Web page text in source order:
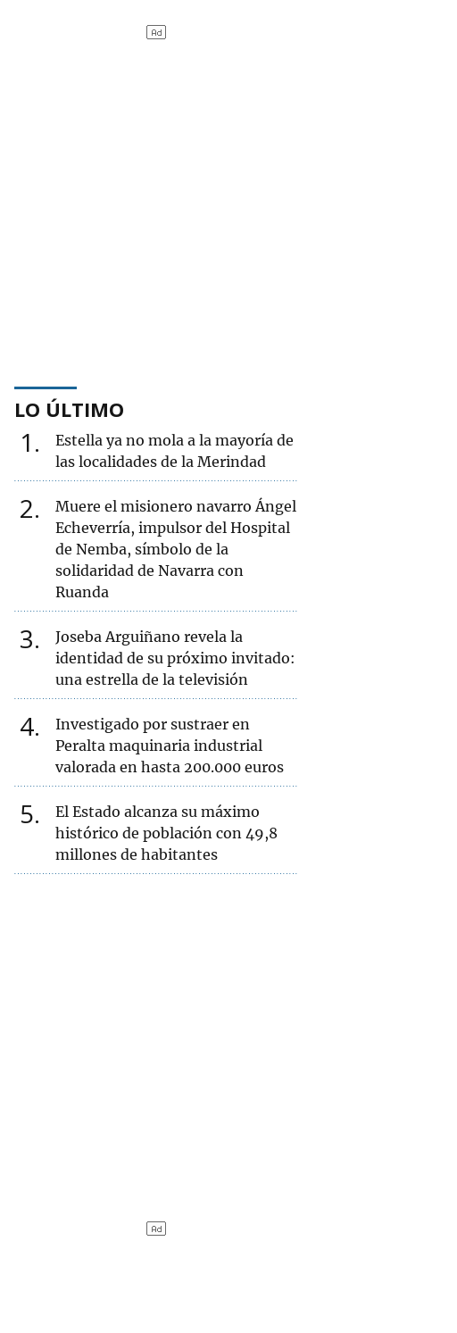
LO ÚLTIMO
1
Estella ya no mola a la mayoría de
las localidades de la Merindad
2
Muere el misionero navarro Ángel
Echeverría, impulsor del Hospital
de Nemba, símbolo de la
solidaridad de Navarra con
Ruanda
3
Joseba Arguiñano revela la
identidad de su próximo invitado:
una estrella de la televisión
4
Investigado por sustraer en
Peralta maquinaria industrial
valorada en hasta 200.000 euros
5
El Estado alcanza su máximo
histórico de población con 49,8
millones de habitantes